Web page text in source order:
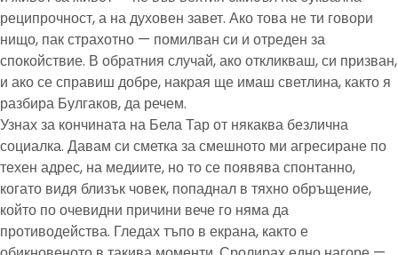
реципрочност, а на духовен завет. Ако това не ти говори
нищо, пак страхотно — помилван си и отреден за
спокойствие. В обратния случай, ако откликваш, си призван,
и ако се справиш добре, накрая ще имаш светлина, както я
разбира Булгаков, да речем.
Узнах за кончината на Бела Тар от някаква безлична
социалка. Давам си сметка за смешното ми агресиране по
техен адрес, на медиите, но то се появява спонтанно,
когато видя близък човек, попаднал в тяхно обръщение,
който по очевидни причини вече го няма да
противодейства. Гледах тъпо в екрана, както е